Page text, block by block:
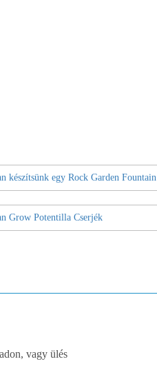
készítsünk egy Rock Garden Fountain
Grow Potentilla Cserjék
vagy ülés